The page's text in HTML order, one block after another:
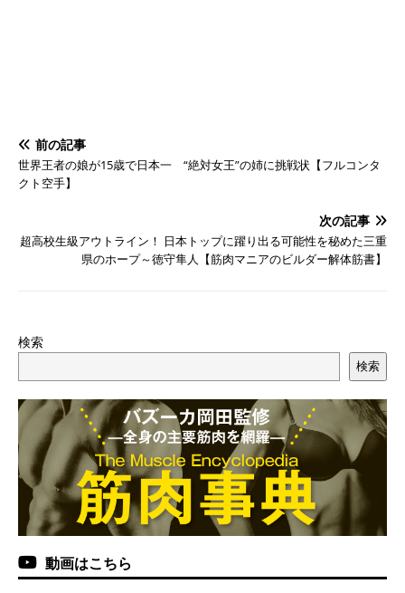
前の記事
世界王者の娘が15歳で日本一 “絶対女王”の姉に挑戦状【フルコンタ
クト空手】
次の記事
超高校生級アウトライン！ 日本トップに躍り出る可能性を秘めた三重
県のホープ～徳守隼人【筋肉マニアのビルダー解体筋書】
検索
検索
動画はこちら